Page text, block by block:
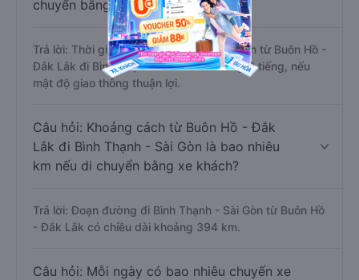
chuyển bằng xe khách?
Trả lời: Thời gian di chuyển bằng xe khách từ Buôn Hồ -
Đắk Lắk đi Bình Thạnh - Sài Gòn khoảng 9 tiếng, nếu
mật độ giao thông thuận lợi.
Câu hỏi: Khoảng cách từ Buôn Hồ - Đắk
Lắk đi Bình Thạnh - Sài Gòn là bao nhiêu
km nếu di chuyển bằng xe khách?
Trả lời: Đoạn đường đi Bình Thạnh - Sài Gòn từ Buôn Hồ
- Đắk Lắk có chiều dài khoảng 394 km.
Câu hỏi: Mỗi ngày có bao nhiêu chuyến xe